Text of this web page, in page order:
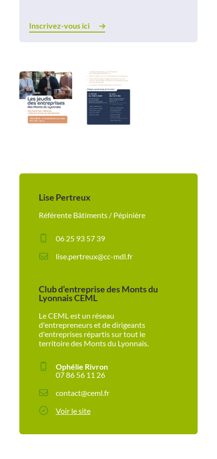
Inscrivez-vous ici
Lise Pertreux
Référente Bâtiments / Pépinière
06 25 93 57 39
lise.pertreux@cc-mdl.fr
Club d’entreprise des Monts du
Lyonnais CEML
Le CEML est un réseau
d'entrepreneurs et de dirigeants
d'entreprises répartis sur tout le
territoire des Monts du Lyonnais.
Ophélie Rivron
07 86 56 11 26
contact@ceml.fr
Voir le site